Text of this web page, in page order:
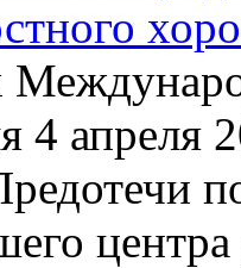
4 апреля